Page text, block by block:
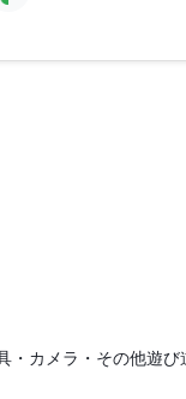
カメラ・その他遊